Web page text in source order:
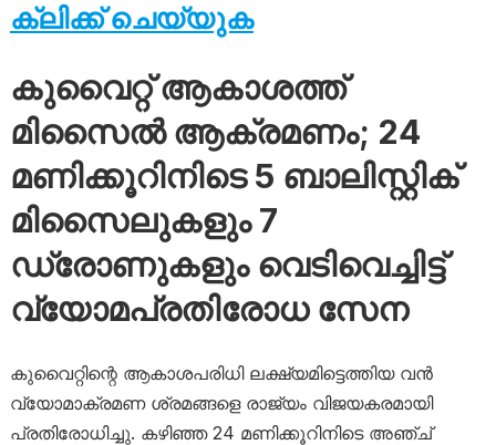
ക്ലിക്ക് ചെയ്യുക
കുവൈറ്റ് ആകാശത്ത്
മിസൈൽ ആക്രമണം; 24
മണിക്കൂറിനിടെ 5 ബാലിസ്റ്റിക്
മിസൈലുകളും 7
ഡ്രോണുകളും വെടിവെച്ചിട്ട്
വ്യോമപ്രതിരോധ സേന
കുവൈറ്റിന്റെ ആകാശപരിധി ലക്ഷ്യമിട്ടെത്തിയ വൻ
വ്യോമാക്രമണ ശ്രമങ്ങളെ രാജ്യം വിജയകരമായി
പ്രതിരോധിച്ചു. കഴിഞ്ഞ 24 മണിക്കൂറിനിടെ അഞ്ച്